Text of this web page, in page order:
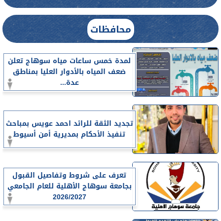
محافظات
لمدة خمس ساعات مياه سوهاج تعلن
ضعف المياه بالأدوار العليا بمناطق
عدة...
تجديد الثقة للرائد احمد عويس بمباحث
تنفيذ الأحكام بمديرية أمن أسيوط
تعرف على شروط وتفاصيل القبول
بجامعة سوهاج الأهلية للعام الجامعي
2026/2027